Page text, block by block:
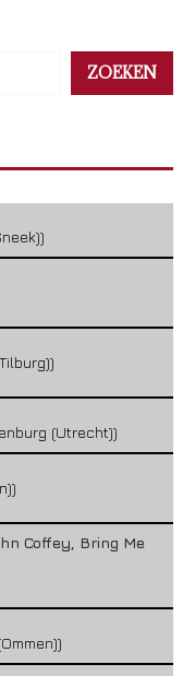
ZOEKEN
(Utrecht))
Coffey, Bring Me